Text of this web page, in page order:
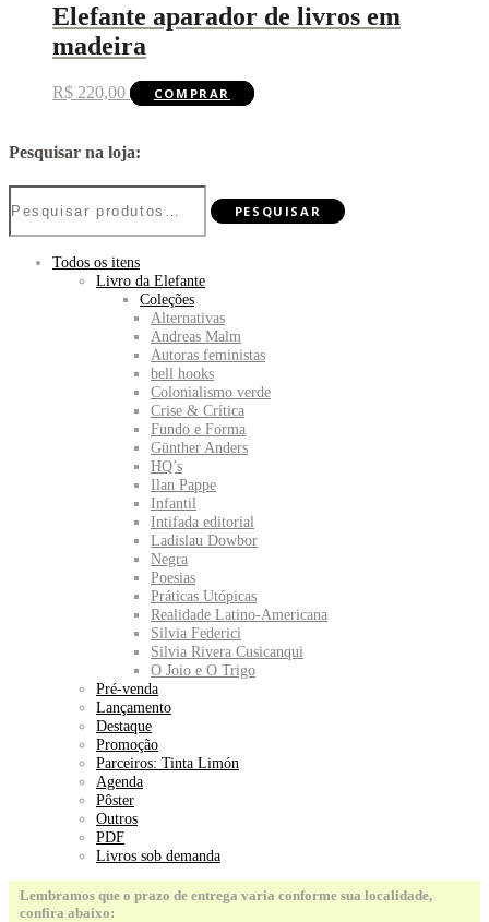
Elefante aparador de livros em
madeira
R$ 220,00 COMPRAR
Pesquisar na loja:
Pesquisar
por:
PESQUISAR
Todos os itens
Livro da Elefante
Coleções
Alternativas
Andreas Malm
Autoras feministas
bell hooks
Colonialismo verde
Crise & Crítica
Fundo e Forma
Günther Anders
HQ’s
Ilan Pappe
Infantil
Intifada editorial
Ladislau Dowbor
Negra
Poesias
Práticas Utópicas
Realidade Latino-Americana
Silvia Federici
Silvia Rivera Cusicanqui
O Joio e O Trigo
Pré-venda
Lançamento
Destaque
Promoção
Parceiros: Tinta Limón
Agenda
Pôster
Outros
PDF
Livros sob demanda
Lembramos que o prazo de entrega varia conforme sua localidade,
confira abaixo: